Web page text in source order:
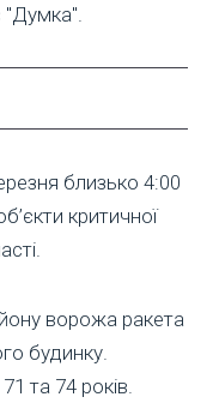
"Думка".
близько 4:00
критичної
ворожа ракета
будинку.
та 74 років.